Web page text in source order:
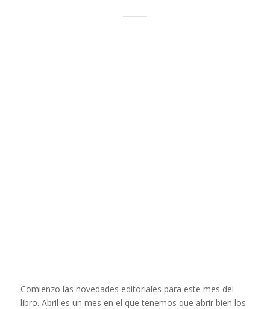
Comienzo las novedades editoriales para este mes del
libro. Abril es un mes en el que tenemos que abrir bien los